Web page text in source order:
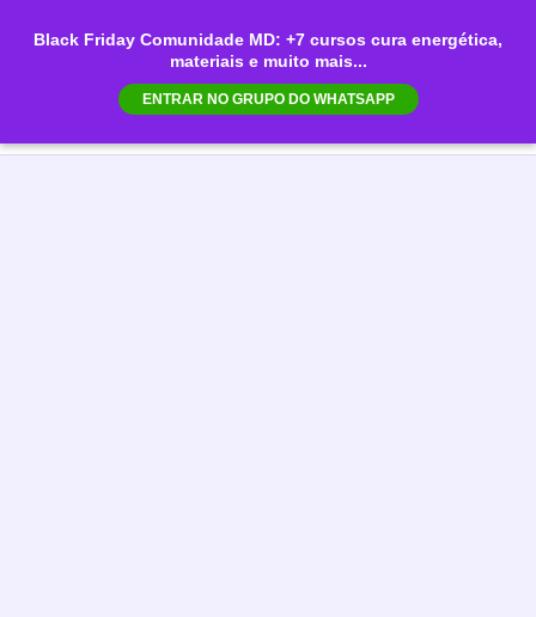
Black Friday Comunidade MD: +7 cursos cura energética,
materiais e muito mais...
ENTRAR NO GRUPO DO WHATSAPP
para